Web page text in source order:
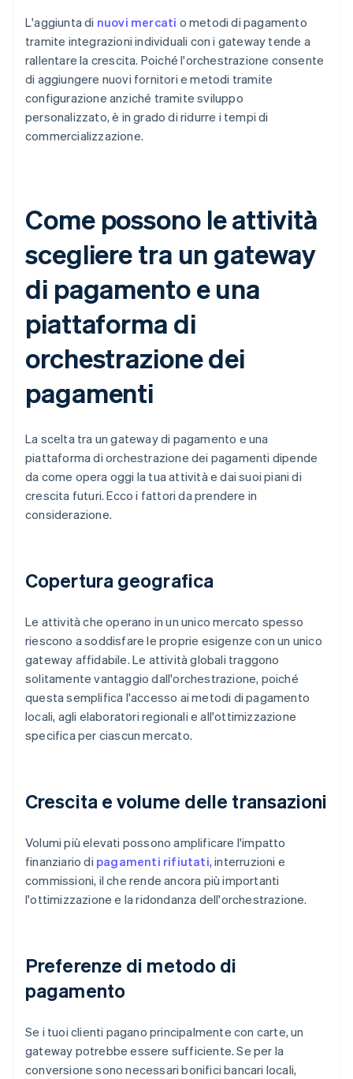
L'aggiunta di nuovi mercati o metodi di pagamento
tramite integrazioni individuali con i gateway tende a
rallentare la crescita. Poiché l'orchestrazione consente
di aggiungere nuovi fornitori e metodi tramite
configurazione anziché tramite sviluppo
personalizzato, è in grado di ridurre i tempi di
commercializzazione.
Come possono le attività
scegliere tra un gateway
di pagamento e una
piattaforma di
orchestrazione dei
pagamenti
La scelta tra un gateway di pagamento e una
piattaforma di orchestrazione dei pagamenti dipende
da come opera oggi la tua attività e dai suoi piani di
crescita futuri. Ecco i fattori da prendere in
considerazione.
Copertura geografica
Le attività che operano in un unico mercato spesso
riescono a soddisfare le proprie esigenze con un unico
gateway affidabile. Le attività globali traggono
solitamente vantaggio dall'orchestrazione, poiché
questa semplifica l'accesso ai metodi di pagamento
locali, agli elaboratori regionali e all'ottimizzazione
specifica per ciascun mercato.
Crescita e volume delle transazioni
Volumi più elevati possono amplificare l'impatto
finanziario di pagamenti rifiutati, interruzioni e
commissioni, il che rende ancora più importanti
l'ottimizzazione e la ridondanza dell'orchestrazione.
Preferenze di metodo di
pagamento
Se i tuoi clienti pagano principalmente con carte, un
gateway potrebbe essere sufficiente. Se per la
conversione sono necessari bonifici bancari locali,